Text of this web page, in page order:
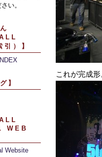
い。
）】
】
WEB
Website
これが完成